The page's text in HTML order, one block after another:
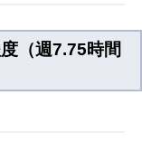
（週7.75時間